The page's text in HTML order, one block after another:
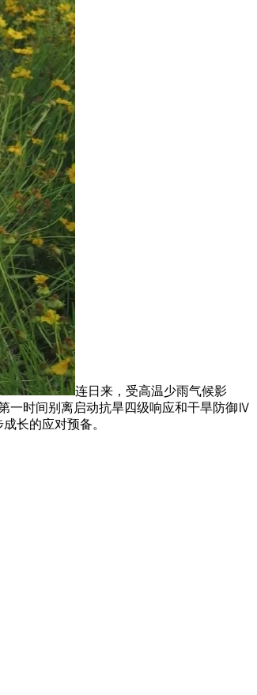
连日来，受高温少雨气候影
一时间别离启动抗旱四级响应和干旱防御Ⅳ
长的应对预备。